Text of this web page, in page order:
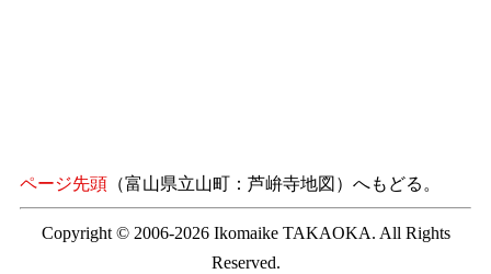
ページ先頭 （富山県立山町：芦峅寺地図）へもどる。
Copyright © 2006-2026 Ikomaike TAKAOKA. All Rights
Reserved.